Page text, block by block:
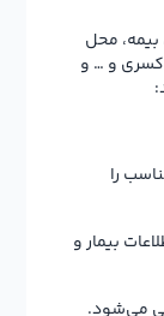
محل
و … و
را
بیمار و
می‌شود.